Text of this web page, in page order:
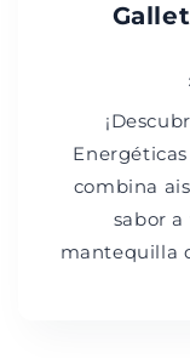
combina
sabor
mantequilla